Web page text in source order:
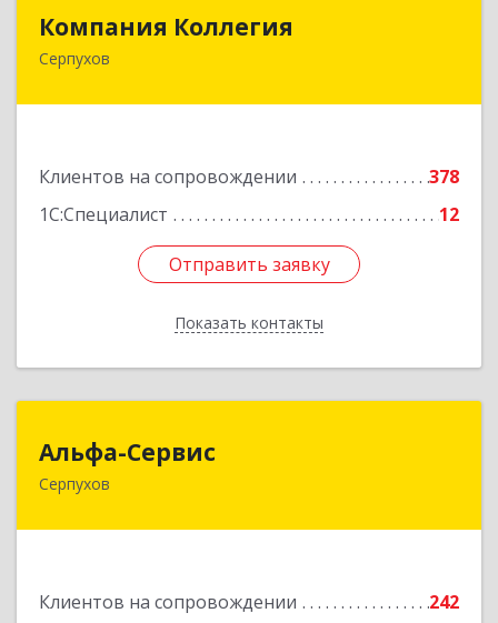
Компания Коллегия
Серпухов
Клиентов на сопровождении
378
1С:Специалист
12
Отправить заявку
Показать контакты
142211, Московская обл, Серпухов г, Оборонная
Отправить заявку
Назад
Альфа-Сервис
Серпухов
Клиентов на сопровождении
242